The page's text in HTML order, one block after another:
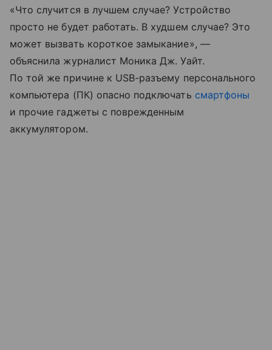
«Что случится в лучшем случае? Устройство
просто не будет работать. В худшем случае? Это
может вызвать короткое замыкание», —
объяснила журналист Моника Дж. Уайт.
По той же причине к USB-разъему персонального
компьютера (ПК) опасно подключать смартфоны
и прочие гаджеты с поврежденным
аккумулятором.